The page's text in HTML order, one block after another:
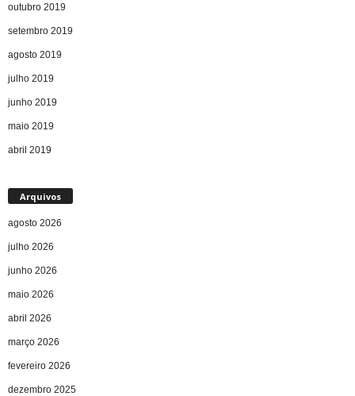
outubro 2019
setembro 2019
agosto 2019
julho 2019
junho 2019
maio 2019
abril 2019
Arquivos
agosto 2026
julho 2026
junho 2026
maio 2026
abril 2026
março 2026
fevereiro 2026
dezembro 2025